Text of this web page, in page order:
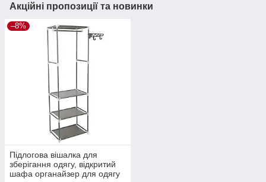
Акційні пропозиції та новинки
–8%
Підлогова вішалка для
зберігання одягу, відкритий
шафа органайзер для одягу